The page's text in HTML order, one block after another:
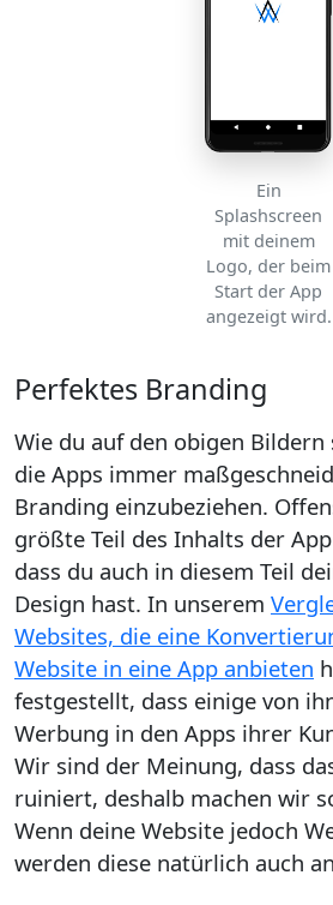
Ein
Splashscreen
mit deinem
Logo, der beim
Start der App
angezeigt wird.
Perfektes Branding
Wie du auf den obigen Bildern
die Apps immer
Branding einzubeziehen.
größte Teil des Inhalts der
dass du auch in diesem Teil
Design hast. In unserem
Websites, die eine
Website in eine App anbieten
festgestellt, dass einige von
Werbung in den Apps ihrer
Wir sind der Meinung, dass
ruiniert, deshalb machen wir
Wenn deine Website jedoch
werden diese natürlich auch